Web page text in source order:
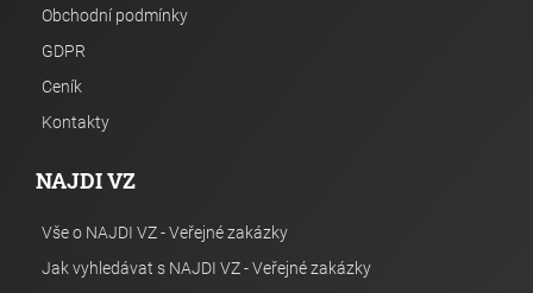
Obchodní podmínky
GDPR
Ceník
Kontakty
NAJDI VZ
Vše o NAJDI VZ - Veřejné zakázky
Jak vyhledávat s NAJDI VZ - Veřejné zakázky